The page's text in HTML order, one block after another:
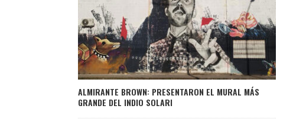
ALMIRANTE BROWN: PRESENTARON EL MURAL MÁS
GRANDE DEL INDIO SOLARI